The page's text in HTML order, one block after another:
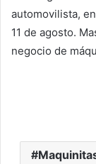
automovilista,
11 de agosto.
negocio de